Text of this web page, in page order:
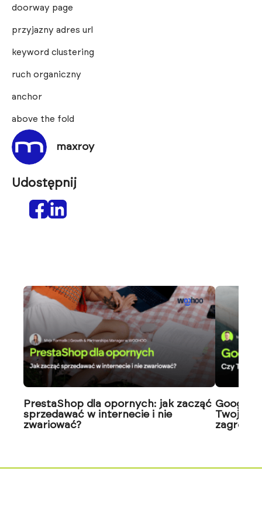
doorway page
przyjazny adres url
keyword clustering
ruch organiczny
anchor
above the fold
maxroy
Udostępnij
PrestaShop dla opornych: jak zacząć
sprzedawać w internecie i nie
zwariować?
Google
Twoja